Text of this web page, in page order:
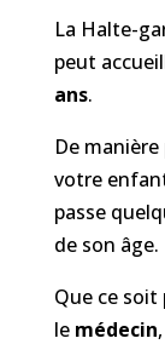
La Halte-
peut
ans.
De manière
votre
passe
de son âge.
Que ce soit
le médecin